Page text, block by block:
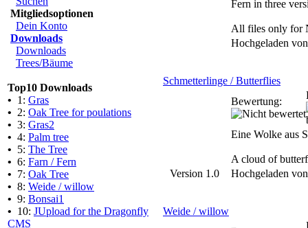
Mitgliedsoptionen
Dein Konto
Downloads
Downloads
Trees/Bäume
Top10 Downloads
• 1: Gras
• 2: Oak Tree for poulations
• 3: Gras2
• 4: Palm tree
• 5: The Tree
• 6: Farn / Fern
• 7: Oak Tree
• 8: Weide / willow
• 9: Bonsai1
• 10: JUpload for the Dragonfly
CMS
Fern in three
All files only for
Hochgeladen
Schmetterlinge / Butterflies
Bewertung:
Eine Wolke aus
A cloud of
Version 1.0
Hochgeladen
Weide / willow